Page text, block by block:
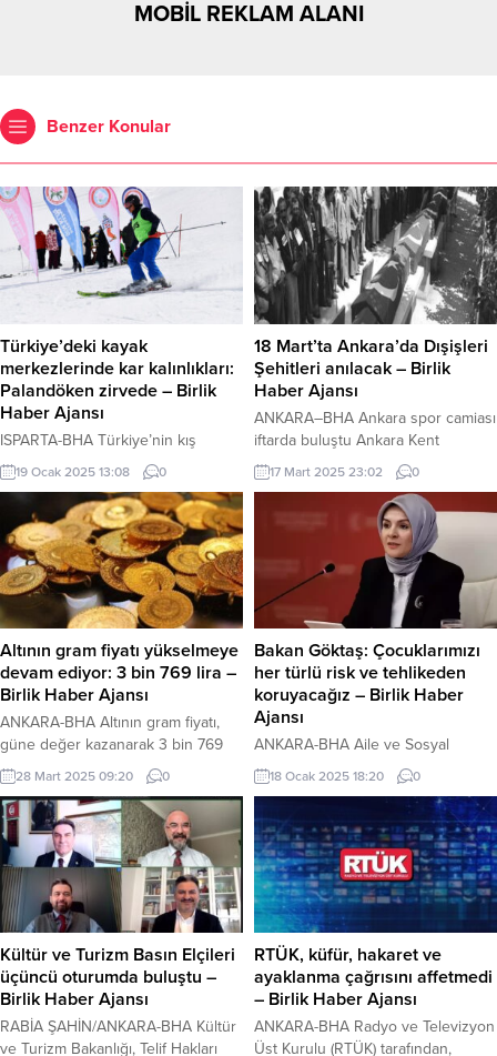
MOBİL REKLAM ALANI
Benzer Konular
Türkiye’deki kayak
merkezlerinde kar kalınlıkları:
Palandöken zirvede – Birlik
Haber Ajansı
ISPARTA-BHA Türkiye’nin kış
turizmi merkezlerinde kar
kalınlıkları Meteoroloji Genel
Müdürlüğü tarafından açıklandı.
Erzurum Palandöken Kayak
Merkezi, 130 santimetre kar
kalınlığıyla zirvede yer aldı.
Erzincan Ergan Dağı Kayak Merkezi
ise 105 santimetreyle ikinci sırada
bulunuyor. Meteoroloji Genel
Müdürlüğü verilerine göre, kayak
merkezlerindeki kar kalınlıkları şu
şekilde sıralandı: Erzurum
Palandöken Kayak Merkezi:...
19 Ocak 2025 13:08 0
18 Mart’ta Ankara’da Dışişleri
Şehitleri anılacak – Birlik
Haber Ajansı
ANKARA–BHA Ankara spor camiası
iftarda buluştu Ankara Kent
Konseyi, 18 Mart 2025 tarihinde
önemli bir anma etkinliğine ev
sahipliği yapacak. “Dışişleri
Şehitlerini Anma” başlıklı etkinlik,
Türk diplomasi tarihinin en acı
hatıralarını yaşatmak ve şehit
düşen diplomatları onurlandırmak
amacıyla düzenleniyor. Etkinlik, 18
Mart 2025 Salı günü saat 14.00’te,
Ankara Kent Konseyi...
17 Mart 2025 23:02 0
Altının gram fiyatı yükselmeye
devam ediyor: 3 bin 769 lira –
Birlik Haber Ajansı
ANKARA-BHA Altının gram fiyatı,
güne değer kazanarak 3 bin 769
liradan işlem görüyor. Dün ons
fiyatındaki artışla birlikte yükselen
gram altın, günü önceki kapanışına
göre yüzde 1,1 değer kazanarak 3
bin 730 liradan tamamlamıştı. Yeni
güne de yükselişle başlayan gram
altın, saat 10.20 itibarıyla yüzde 1
artışla 3 bin 769...
28 Mart 2025 09:20 0
Bakan Göktaş: Çocuklarımızı
her türlü risk ve tehlikeden
koruyacağız – Birlik Haber
Ajansı
ANKARA-BHA Aile ve Sosyal
Hizmetler Bakanı Mahinur Özdemir
Göktaş, Kocaeli’de düzenlenen AK
Parti İl Kadın Kolları 7. Olağan
Kongresi’ne katıldı. Göktaş, burada
yaptığı konuşmada, çocukları dijital
tehlikelerden korumaya yönelik
önemli adımlar atacaklarını kaydetti.
“Dijital mecralarda maalesef
çocuklarımızı filtreleyemiyoruz,”
diyen Göktaş, bakanlık merkezinde
oluşturulan Aile Eylem Planı’nın bu
konuda belirleyici olacağını...
18 Ocak 2025 18:20 0
Kültür ve Turizm Basın Elçileri
üçüncü oturumda buluştu –
Birlik Haber Ajansı
RABİA ŞAHİN/ANKARA-BHA Kültür
ve Turizm Bakanlığı, Telif Hakları
RTÜK, küfür, hakaret ve
ayaklanma çağrısını affetmedi
– Birlik Haber Ajansı
ANKARA-BHA Radyo ve Televizyon
Üst Kurulu (RTÜK) tarafından,